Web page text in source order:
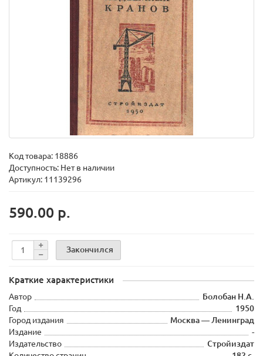
Код товара: 18886
Доступность: Нет в наличии
Артикул: 11139296
590.00 р.
Закончился
Краткие характеристики
Автор
Болобан Н.А.
Год
1950
Город издания
Москва — Ленинград
Издание
-
Издательство
Стройиздат